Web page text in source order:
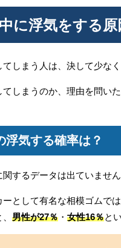
に浮気をする原
しまう人は、決して少なく
しまうのか、理由を問い
浮気する確率は？
するデータは出ていませ
ーとして有名な相模ゴムで
、男性が27％ ・女性16％と